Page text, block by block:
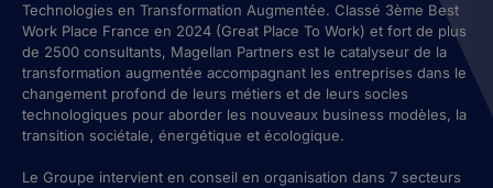
Technologies en Transformation Augmentée. Classé 3ème Best
Work Place France en 2024 (Great Place To Work) et fort de plus
de 2500 consultants, Magellan Partners est le catalyseur de la
transformation augmentée accompagnant les entreprises dans le
changement profond de leurs métiers et de leurs socles
technologiques pour aborder les nouveaux business modèles, la
transition sociétale, énergétique et écologique.
Le Groupe intervient en conseil en organisation dans 7 secteurs